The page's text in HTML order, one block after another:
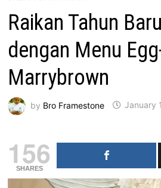
Raikan Tahun
dengan Menu
Marrybrown
by Bro Framestone January
156
SHARES